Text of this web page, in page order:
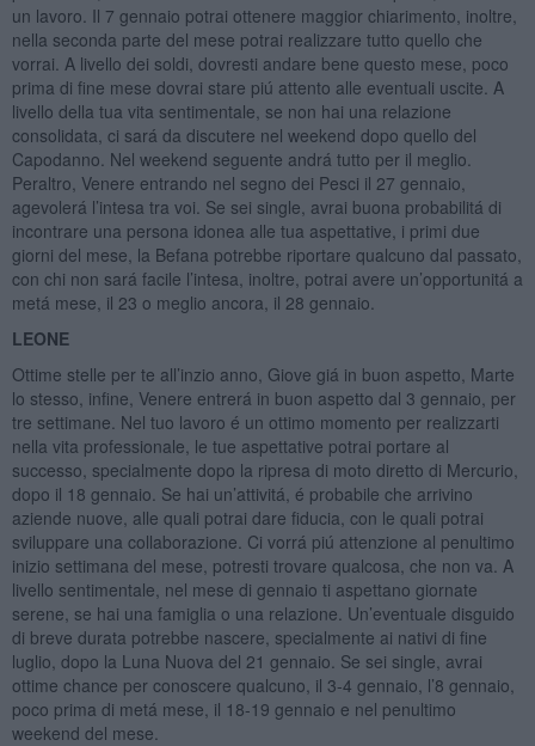
un lavoro. Il 7 gennaio potrai ottenere maggior chiarimento, inoltre,
nella seconda parte del mese potrai realizzare tutto quello che
vorrai. A livello dei soldi, dovresti andare bene questo mese, poco
prima di fine mese dovrai stare piú attento alle eventuali uscite. A
livello della tua vita sentimentale, se non hai una relazione
consolidata, ci sará da discutere nel weekend dopo quello del
Capodanno. Nel weekend seguente andrá tutto per il meglio.
Peraltro, Venere entrando nel segno dei Pesci il 27 gennaio,
agevolerá l’intesa tra voi. Se sei single, avrai buona probabilitá di
incontrare una persona idonea alle tua aspettative, i primi due
giorni del mese, la Befana potrebbe riportare qualcuno dal passato,
con chi non sará facile l’intesa, inoltre, potrai avere un’opportunitá a
metá mese, il 23 o meglio ancora, il 28 gennaio.
LEONE
Ottime stelle per te all’inzio anno, Giove giá in buon aspetto, Marte
lo stesso, infine, Venere entrerá in buon aspetto dal 3 gennaio, per
tre settimane. Nel tuo lavoro é un ottimo momento per realizzarti
nella vita professionale, le tue aspettative potrai portare al
successo, specialmente dopo la ripresa di moto diretto di Mercurio,
dopo il 18 gennaio. Se hai un’attivitá, é probabile che arrivino
aziende nuove, alle quali potrai dare fiducia, con le quali potrai
sviluppare una collaborazione. Ci vorrá piú attenzione al penultimo
inizio settimana del mese, potresti trovare qualcosa, che non va. A
livello sentimentale, nel mese di gennaio ti aspettano giornate
serene, se hai una famiglia o una relazione. Un’eventuale disguido
di breve durata potrebbe nascere, specialmente ai nativi di fine
luglio, dopo la Luna Nuova del 21 gennaio. Se sei single, avrai
ottime chance per conoscere qualcuno, il 3-4 gennaio, l’8 gennaio,
poco prima di metá mese, il 18-19 gennaio e nel penultimo
weekend del mese.